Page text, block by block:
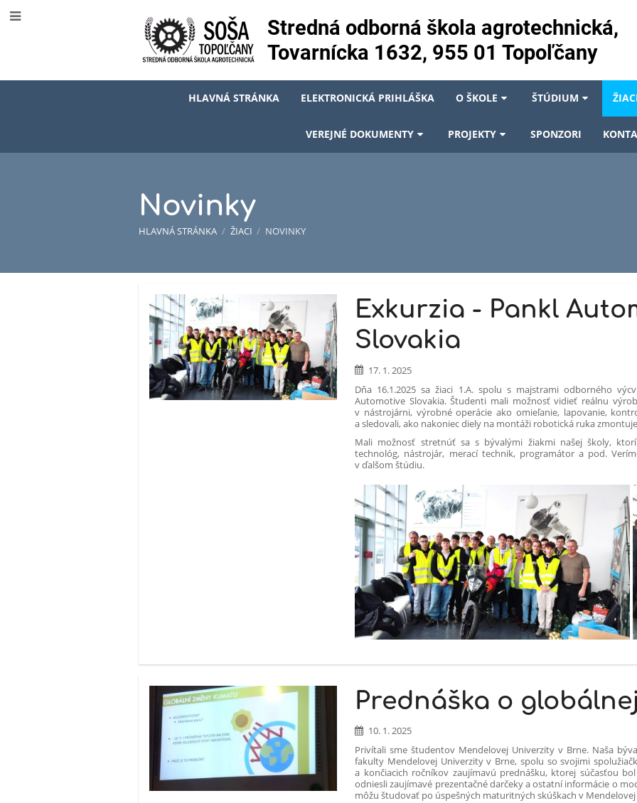
Stredná odborná škola agrotechnická,
Tovarnícka 1632, 955 01 Topoľčany
HLAVNÁ STRÁNKA ELEKTRONICKÁ PRIHLÁŠKA O ŠKOLE ŠTÚDIUM
VEREJNÉ DOKUMENTY PROJEKTY SPONZORI
Novinky
HLAVNÁ STRÁNKA / ŽIACI / NOVINKY
Novinky
Exkurzia - Pankl
Slovakia
17. 1. 2025
Dňa 16.1.2025 sa žiaci 1.A. spolu s majstrami odborného
Automotive Slovakia. Študenti mali možnosť vidieť reálnu
v nástrojárni, výrobné operácie ako omieľanie, lapovanie,
a sledovali, ako nakoniec diely na montáži robotická ruka
Mali možnosť stretnúť sa s bývalými žiakmi našej školy,
technológ, nástrojár, merací technik, programátor a pod.
v ďalšom štúdiu.
Prednáška o
10. 1. 2025
Privítali sme študentov Mendelovej Univerzity v Brne. Naša
fakulty Mendelovej Univerzity v Brne, spolu so svojimi
a končiacich ročníkov zaujímavú prednášku, ktorej súčasťou
odniesli zaujímavé prezentačné darčeky a ostatní informácie o
môžu študovať po úspešných maturitných skúškach v